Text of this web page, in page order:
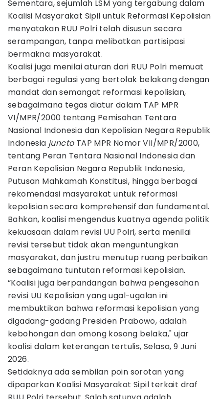
Sementara, sejumlah LSM yang tergabung dalam
Koalisi Masyarakat Sipil untuk Reformasi Kepolisian
menyatakan RUU Polri telah disusun secara
serampangan, tanpa melibatkan partisipasi
bermakna masyarakat.
Koalisi juga menilai aturan dari RUU Polri memuat
berbagai regulasi yang bertolak belakang dengan
mandat dan semangat reformasi kepolisian,
sebagaimana tegas diatur dalam TAP MPR
VI/MPR/2000 tentang Pemisahan Tentara
Nasional Indonesia dan Kepolisian Negara Republik
Indonesia junctoTAP MPR Nomor VII/MPR/2000,
tentang Peran Tentara Nasional Indonesia dan
Peran Kepolisian Negara Republik Indonesia,
Putusan Mahkamah Konstitusi, hingga berbagai
rekomendasi masyarakat untuk reformasi
kepolisian secara komprehensif dan fundamental.
Bahkan, koalisi mengendus kuatnya agenda politik
kekuasaan dalam revisi UU Polri, serta menilai
revisi tersebut tidak akan menguntungkan
masyarakat, dan justru menutup ruang perbaikan
sebagaimana tuntutan reformasi kepolisian.
”Koalisi juga berpandangan bahwa pengesahan
revisi UU Kepolisian yang ugal-ugalan ini
membuktikan bahwa reformasi kepolisian yang
digadang-gadang Presiden Prabowo, adalah
kebohongan dan omong kosong belaka," ujar
koalisi dalam keterangan tertulis, Selasa, 9 Juni
2026.
Setidaknya ada sembilan poin sorotan yang
dipaparkan Koalisi Masyarakat Sipil terkait draf